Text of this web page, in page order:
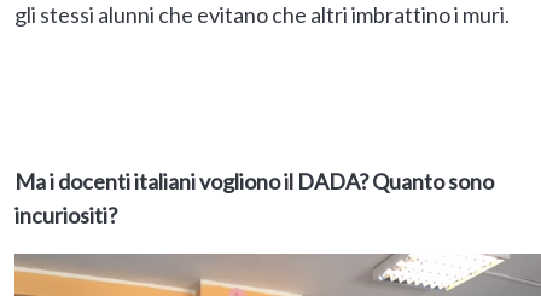
gli stessi alunni che evitano che altri imbrattino i muri.
Ma i docenti italiani vogliono il DADA? Quanto sono
incuriositi?